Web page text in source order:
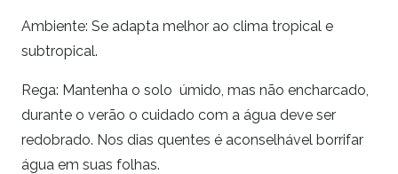
Ambiente: Se adapta melhor ao clima tropical e
subtropical.
Rega: Mantenha o solo úmido, mas não encharcado,
durante o verão o cuidado com a água deve ser
redobrado. Nos dias quentes é aconselhável borrifar
água em suas folhas.